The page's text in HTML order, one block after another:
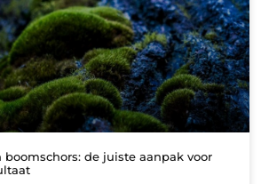
boomschors: de juiste aanpak voor